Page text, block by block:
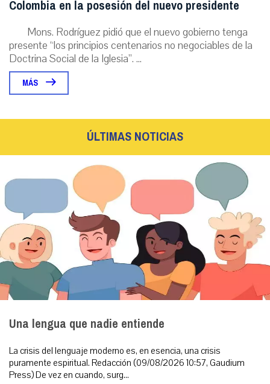
Colombia en la posesión del nuevo presidente
Mons. Rodríguez pidió que el nuevo gobierno tenga
presente “los principios centenarios no negociables de la
Doctrina Social de la Iglesia”. ...
MÁS
ÚLTIMAS NOTICIAS
Una lengua que nadie entiende
La crisis del lenguaje moderno es, en esencia, una crisis
puramente espiritual. Redacción (09/08/2026 10:57, Gaudium
Press) De vez en cuando, surg...